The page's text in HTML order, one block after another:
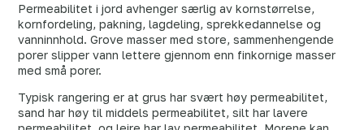
Permeabilitet i jord avhenger særlig av kornstørrelse,
kornfordeling, pakning, lagdeling, sprekkedannelse og
vanninnhold. Grove masser med store, sammenhengende
porer slipper vann lettere gjennom enn finkornige masser
med små porer.
Typisk rangering er at grus har svært høy permeabilitet,
sand har høy til middels permeabilitet, silt har lavere